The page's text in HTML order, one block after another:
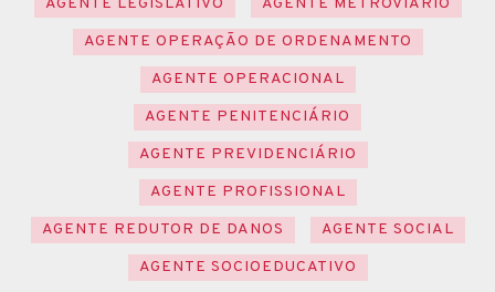
AGENTE OPERAÇÃO DE ORDENAMENTO
AGENTE OPERACIONAL
AGENTE PENITENCIÁRIO
AGENTE PREVIDENCIÁRIO
AGENTE PROFISSIONAL
AGENTE REDUTOR DE DANOS
AGENTE SOCIAL
AGENTE SOCIOEDUCATIVO